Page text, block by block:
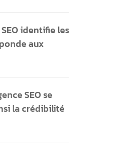
identifie les
aux
SEO se
la crédibilité